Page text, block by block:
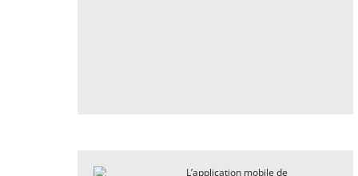
L’application mobile de